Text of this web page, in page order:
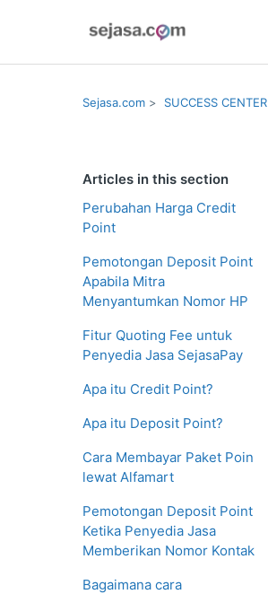
Sejasa.com SUCCESS CENTER
Articles in this section
Perubahan Harga Credit
Point
Pemotongan Deposit Point
Apabila Mitra
Menyantumkan Nomor HP
Fitur Quoting Fee untuk
Penyedia Jasa SejasaPay
Apa itu Credit Point?
Apa itu Deposit Point?
Cara Membayar Paket Poin
lewat Alfamart
Pemotongan Deposit Point
Ketika Penyedia Jasa
Memberikan Nomor Kontak
Bagaimana cara